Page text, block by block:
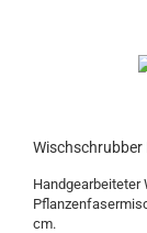
Handgearbeiteter
cm.